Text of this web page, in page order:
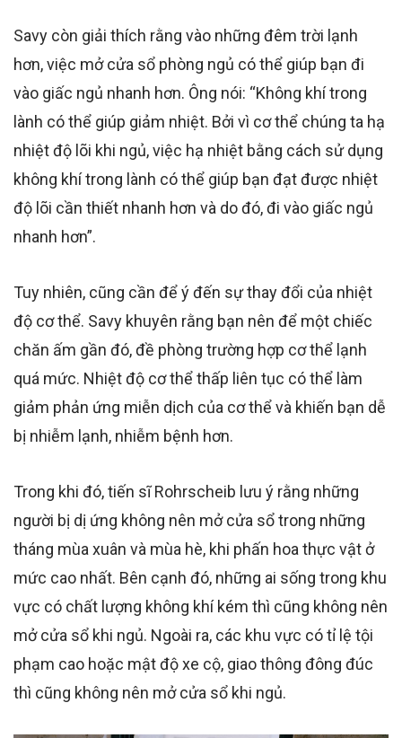
Savy còn giải thích rằng vào những đêm trời lạnh
hơn, việc mở cửa sổ phòng ngủ có thể giúp bạn đi
vào giấc ngủ nhanh hơn. Ông nói: “Không khí trong
lành có thể giúp giảm nhiệt. Bởi vì cơ thể chúng ta hạ
nhiệt độ lõi khi ngủ, việc hạ nhiệt bằng cách sử dụng
không khí trong lành có thể giúp bạn đạt được nhiệt
độ lõi cần thiết nhanh hơn và do đó, đi vào giấc ngủ
nhanh hơn”.
Tuy nhiên, cũng cần để ý đến sự thay đổi của nhiệt
độ cơ thể. Savy khuyên rằng bạn nên để một chiếc
chăn ấm gần đó, đề phòng trường hợp cơ thể lạnh
quá mức. Nhiệt độ cơ thể thấp liên tục có thể làm
giảm phản ứng miễn dịch của cơ thể và khiến bạn dễ
bị nhiễm lạnh, nhiễm bệnh hơn.
Trong khi đó, tiến sĩ Rohrscheib lưu ý rằng những
người bị dị ứng không nên mở cửa sổ trong những
tháng mùa xuân và mùa hè, khi phấn hoa thực vật ở
mức cao nhất. Bên cạnh đó, những ai sống trong khu
vực có chất lượng không khí kém thì cũng không nên
mở cửa sổ khi ngủ. Ngoài ra, các khu vực có tỉ lệ tội
phạm cao hoặc mật độ xe cộ, giao thông đông đúc
thì cũng không nên mở cửa sổ khi ngủ.